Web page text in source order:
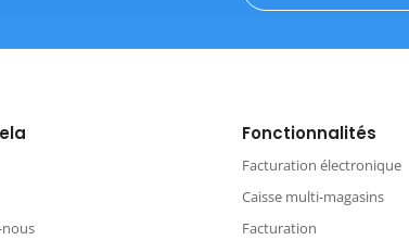
Fonctionnalités
Facturation électronique
Caisse multi-magasins
Facturation